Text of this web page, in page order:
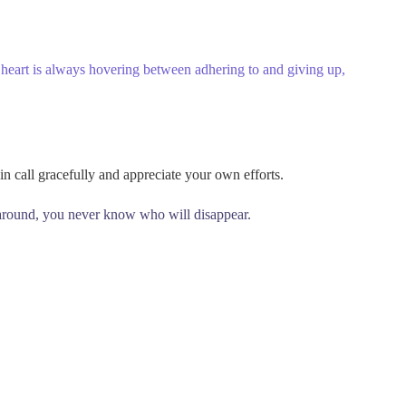
is always hovering between adhering to and giving up,
gracefully and appreciate your own efforts.
you never know who will disappear.